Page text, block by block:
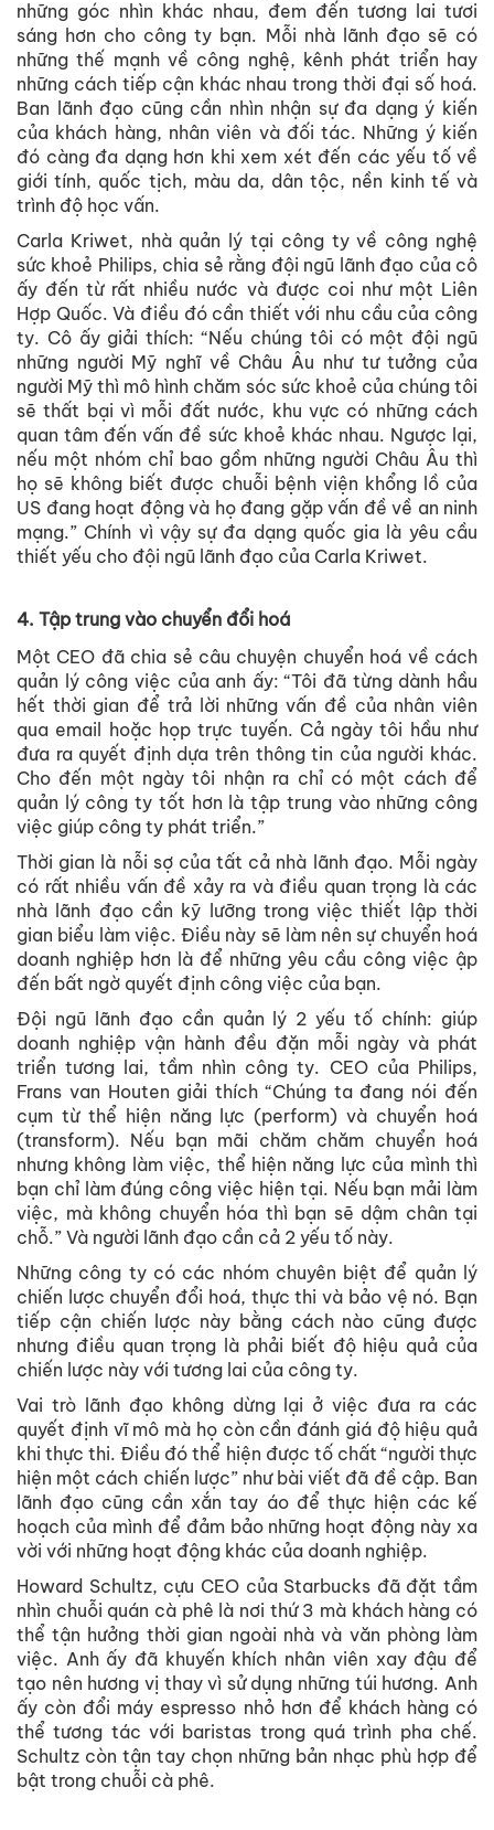
những góc nhìn khác nhau, đem đến tương lai tươi
sáng hơn cho công ty bạn. Mỗi nhà lãnh đạo sẽ có
những thế mạnh về công nghệ, kênh phát triển hay
những cách tiếp cận khác nhau trong thời đại số hoá.
Ban lãnh đạo cũng cần nhìn nhận sự đa dạng ý kiến
của khách hàng, nhân viên và đối tác. Những ý kiến
đó càng đa dạng hơn khi xem xét đến các yếu tố về
giới tính, quốc tịch, màu da, dân tộc, nền kinh tế và
trình độ học vấn.
Carla Kriwet, nhà quản lý tại công ty về công nghệ
sức khoẻ Philips, chia sẻ rằng đội ngũ lãnh đạo của cô
ấy đến từ rất nhiều nước và được coi như một Liên
Hợp Quốc. Và điều đó cần thiết với nhu cầu của công
ty. Cô ấy giải thích: “Nếu chúng tôi có một đội ngũ
những người Mỹ nghĩ về Châu Âu như tư tưởng của
người Mỹ thì mô hình chăm sóc sức khoẻ của chúng tôi
sẽ thất bại vì mỗi đất nước, khu vực có những cách
quan tâm đến vấn đề sức khoẻ khác nhau. Ngược lại,
nếu một nhóm chỉ bao gồm những người Châu Âu thì
họ sẽ không biết được chuỗi bệnh viện khổng lồ của
US đang hoạt động và họ đang gặp vấn đề về an ninh
mạng.” Chính vì vậy sự đa dạng quốc gia là yêu cầu
thiết yếu cho đội ngũ lãnh đạo của Carla Kriwet.
4. Tập trung vào chuyển đổi hoá
Một CEO đã chia sẻ câu chuyện chuyển hoá về cách
quản lý công việc của anh ấy: “Tôi đã từng dành hầu
hết thời gian để trả lời những vấn đề của nhân viên
qua email hoặc họp trực tuyến. Cả ngày tôi hầu như
đưa ra quyết định dựa trên thông tin của người khác.
Cho đến một ngày tôi nhận ra chỉ có một cách để
quản lý công ty tốt hơn là tập trung vào những công
việc giúp công ty phát triển.”
Thời gian là nỗi sợ của tất cả nhà lãnh đạo. Mỗi ngày
có rất nhiều vấn đề xảy ra và điều quan trọng là các
nhà lãnh đạo cần kỹ lưỡng trong việc thiết lập thời
gian biểu làm việc. Điều này sẽ làm nên sự chuyển hoá
doanh nghiệp hơn là để những yêu cầu công việc ập
đến bất ngờ quyết định công việc của bạn.
Đội ngũ lãnh đạo cần quản lý 2 yếu tố chính: giúp
doanh nghiệp vận hành đều đặn mỗi ngày và phát
triển tương lai, tầm nhìn công ty. CEO của Philips,
Frans van Houten giải thích “Chúng ta đang nói đến
cụm từ thể hiện năng lực (perform) và chuyển hoá
(transform). Nếu bạn mãi chăm chăm chuyển hoá
nhưng không làm việc, thể hiện năng lực của mình thì
bạn chỉ làm đúng công việc hiện tại. Nếu bạn mải làm
việc, mà không chuyển hóa thì bạn sẽ dậm chân tại
chỗ.” Và người lãnh đạo cần cả 2 yếu tố này.
Những công ty có các nhóm chuyên biệt để quản lý
chiến lược chuyển đổi hoá, thực thi và bảo vệ nó. Bạn
tiếp cận chiến lược này bằng cách nào cũng được
nhưng điều quan trọng là phải biết độ hiệu quả của
chiến lược này với tương lai của công ty.
Vai trò lãnh đạo không dừng lại ở việc đưa ra các
quyết định vĩ mô mà họ còn cần đánh giá độ hiệu quả
khi thực thi. Điều đó thể hiện được tố chất “người thực
hiện một cách chiến lược” như bài viết đã đề cập. Ban
lãnh đạo cũng cần xắn tay áo để thực hiện các kế
hoạch của mình để đảm bảo những hoạt động này xa
vời với những hoạt động khác của doanh nghiệp.
Howard Schultz, cựu CEO của Starbucks đã đặt tầm
nhìn chuỗi quán cà phê là nơi thứ 3 mà khách hàng có
thể tận hưởng thời gian ngoài nhà và văn phòng làm
việc. Anh ấy đã khuyến khích nhân viên xay đậu để
tạo nên hương vị thay vì sử dụng những túi hương. Anh
ấy còn đổi máy espresso nhỏ hơn để khách hàng có
thể tương tác với baristas trong quá trình pha chế.
Schultz còn tận tay chọn những bản nhạc phù hợp để
bật trong chuỗi cà phê.